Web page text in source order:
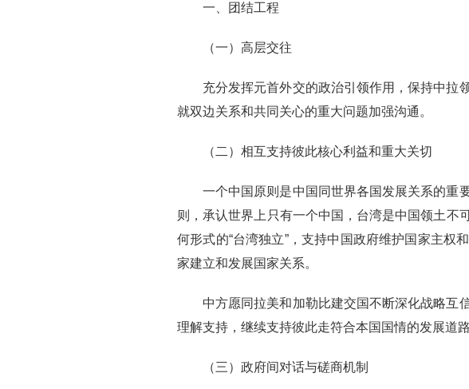
一、团结工程
（一）高层交往
充分发挥元首外交的政治引领作用，保持中拉
就双边关系和共同关心的重大问题加强沟通。
（二）相互支持彼此核心利益和重大关切
一个中国原则是中国同世界各国发展关系的重
则，承认世界上只有一个中国，台湾是中国领土
何形式的“台湾独立”，支持中国政府维护国家主权
家建立和发展国家关系。
中方愿同拉美和加勒比建交国不断深化战略互
理解支持，继续支持彼此走符合本国国情的发展道
（三）政府间对话与磋商机制